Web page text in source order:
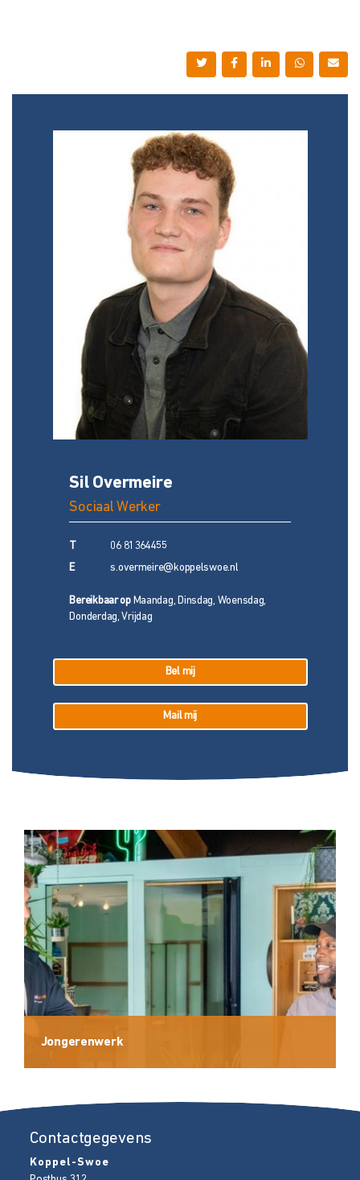
Sil Overmeire
Sociaal Werker
06 81364455
E s.overmeire@koppelswoe.nl
Bereikbaar opMaandag, Dinsdag, Woensdag,
Donderdag, Vrijdag
Bel mij
Mail mij
Jongerenwerk
Contactgegevens
Koppel-Swoe